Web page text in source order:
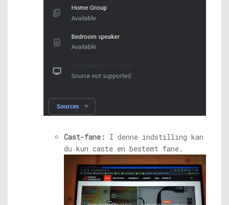
Cast-fane: I denne indstilling kan
du kun caste en bestemt fane.